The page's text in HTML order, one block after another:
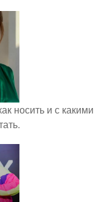
носить и с какими